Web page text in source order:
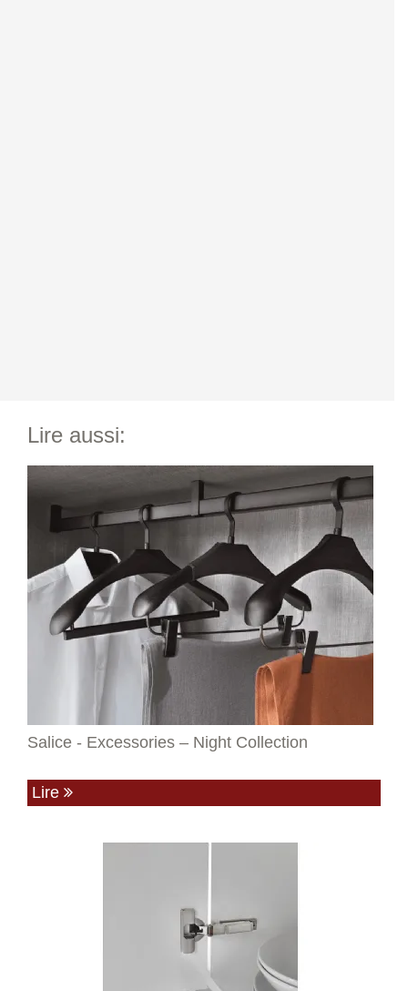
Lire aussi:
Salice - Excessories – Night Collection
Lire